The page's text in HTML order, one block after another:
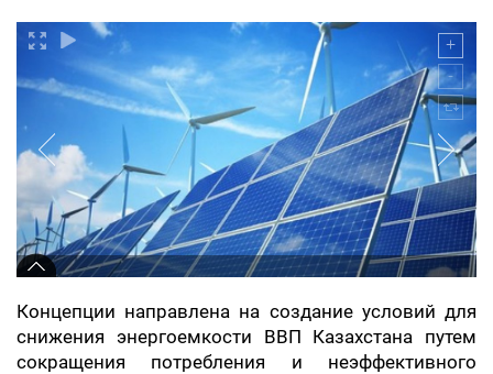
Концепции направлена на создание условий для
снижения энергоемкости ВВП Казахстана путем
сокращения потребления и неэффективного